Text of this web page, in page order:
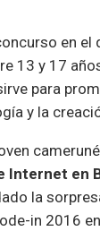
en el
13 y 17
para
y la
Internet en
la
in 2016